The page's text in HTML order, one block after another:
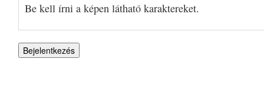
Be kell írni a képen látható karaktereket.